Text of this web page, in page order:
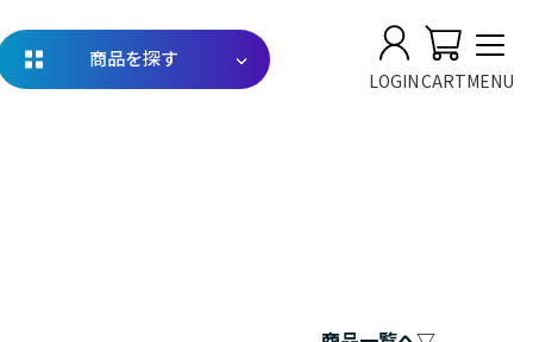
商品を探す
LOGINCARTMENU